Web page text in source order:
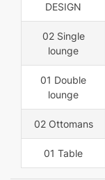
DESIGN
02 Single
lounge
01 Double
lounge
02 Ottomans
01 Table